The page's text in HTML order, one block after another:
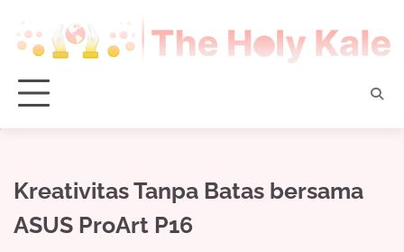
content
Kreativitas Tanpa Batas bersama
ASUS ProArt P16